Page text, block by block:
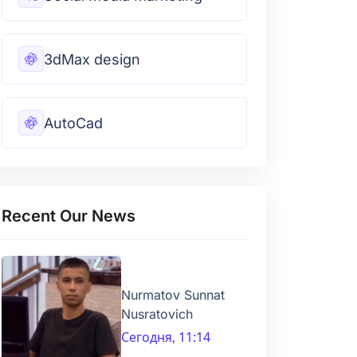
3dMax design
AutoCad
Recent Our News
Nurmatov Sunnat
Nusratovich
Сегодня, 11:14